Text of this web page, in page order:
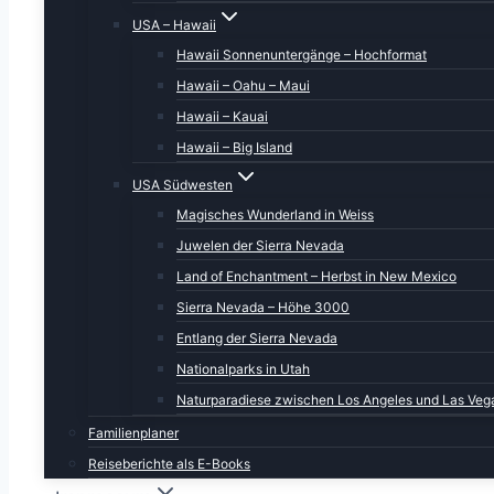
USA – Hawaii
Hawaii Sonnenuntergänge – Hochformat
Hawaii – Oahu – Maui
Hawaii – Kauai
Hawaii – Big Island
USA Südwesten
Magisches Wunderland in Weiss
Juwelen der Sierra Nevada
Land of Enchantment – Herbst in New Mexico
Sierra Nevada – Höhe 3000
Entlang der Sierra Nevada
Nationalparks in Utah
Naturparadiese zwischen Los Angeles und Las
Familienplaner
Reiseberichte als E-Books
Das Frühstück war auch gut und so beschlossen
In Dillon mal kurz in die Waschstraße (die
schönstem Wetter auf den I70 Richtung Osten,
Der Highway selbst ist ja schon ein Erlebnis, so